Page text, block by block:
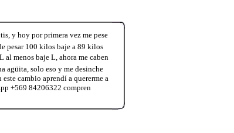
y hoy por primera vez me pese
pesar 100 kilos baje a 89 kilos
menos baje L, ahora me caben
agüita, solo eso y me desinche
cambio aprendí a quererme a
+569 84206322 compren